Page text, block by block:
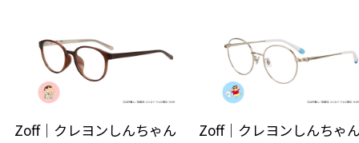
Zoff｜クレヨンしんちゃん
Zoff｜クレヨンしんち